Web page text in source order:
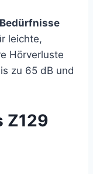
leichte,
Hörverluste
zu 65 dB und
Z129